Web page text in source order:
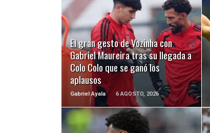
El gran gesto de Vozinha con
Gabriel Maureira tras su llegada a
Colo Colo que se ganó los
aplausos
Gabriel Ayala 6 AGOSTO, 2026
LEER MÁS